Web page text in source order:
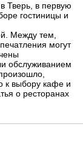
Тверь, в первую
гостиницы и
Между тем,
могут
обслуживанием
к выбору кафе и
о ресторанах